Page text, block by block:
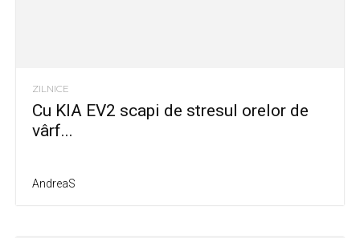
ZILNICE
Cu KIA EV2 scapi de stresul orelor de
vârf...
AndreaS